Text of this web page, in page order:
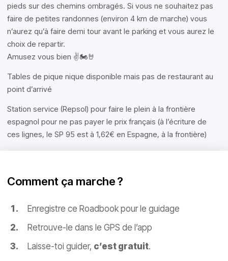
pieds sur des chemins ombragés. Si vous ne souhaitez pas
faire de petites randonnes (environ 4 km de marche) vous
n’aurez qu’à faire demi tour avant le parking et vous aurez le
choix de repartir.
Amusez vous bien ✌️🏍️🤘
Tables de pique nique disponible mais pas de restaurant au
point d’arrivé
Station service (Repsol) pour faire le plein à la frontière
espagnol pour ne pas payer le prix français (à l’écriture de
ces lignes, le SP 95 est à 1,62€ en Espagne, à la frontière)
Comment ça marche ?
Enregistre ce Roadbook pour le guidage
Retrouve-le dans le GPS de l’app
Laisse-toi guider, c’est gratuit.